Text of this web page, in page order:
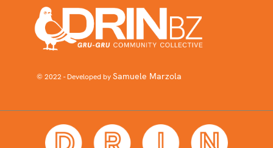
© 2022 - Developed bySamuele Marzola